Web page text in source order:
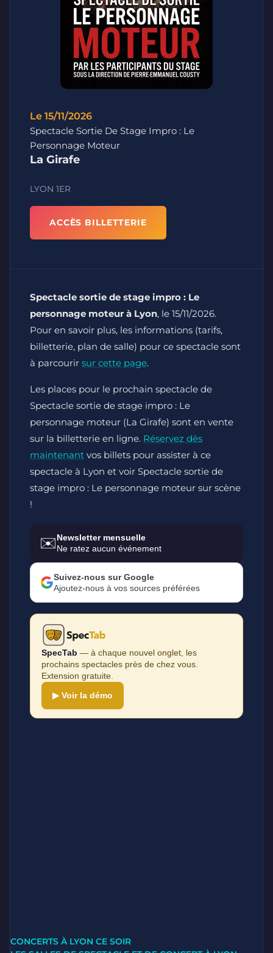
Le 15/11/2026
Spectacle Sortie De Stage Impro : Le
Personnage Moteur
La Girafe
LYON 1ER
ACCÈS BILLETTERIE
Spectacle sortie de stage impro : Le
personnage moteur à Lyon, le 15/11/2026.
Pour en savoir plus, les informations (tarifs,
billetterie, plan de salle) pour ce spectacle sont
à parcourir sur cette page.
Les places pour le prochain spectacle de
Spectacle sortie de stage impro : Le
personnage moteur (La Girafe) sont en vente
sur la billetterie en ligne. Réservez dès
maintenant vos billets pour assister à ce
spectacle à Lyon et voir Spectacle sortie de
stage impro : Le personnage moteur sur scène
!
✉️Newsletter mensuelle
Ne ratez aucun événement
Suivez-nous sur Google
Ajoutez-nous à vos sources préférées
SpecTab — à chaque nouvel onglet, les
prochains spectacles près de chez vous.
Extension gratuite.
▶ Voir la démo
CONCERTS À LYON CE SOIR